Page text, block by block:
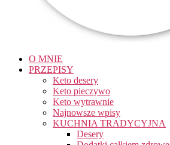
O MNIE
PRZEPISY
Keto desery
Keto pieczywo
Keto wytrawnie
Najnowsze wpisy
KUCHNIA TRADYCYJNA
Desery